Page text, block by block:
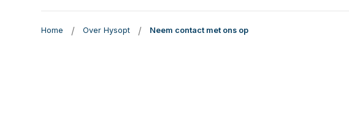
Home / Over Hysopt / Neem contact met ons op